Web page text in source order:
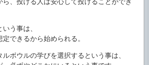
、投げる人は安心して投げることができ
う事は、
できるから始められる。
ボウルの学びを選択するという事は、